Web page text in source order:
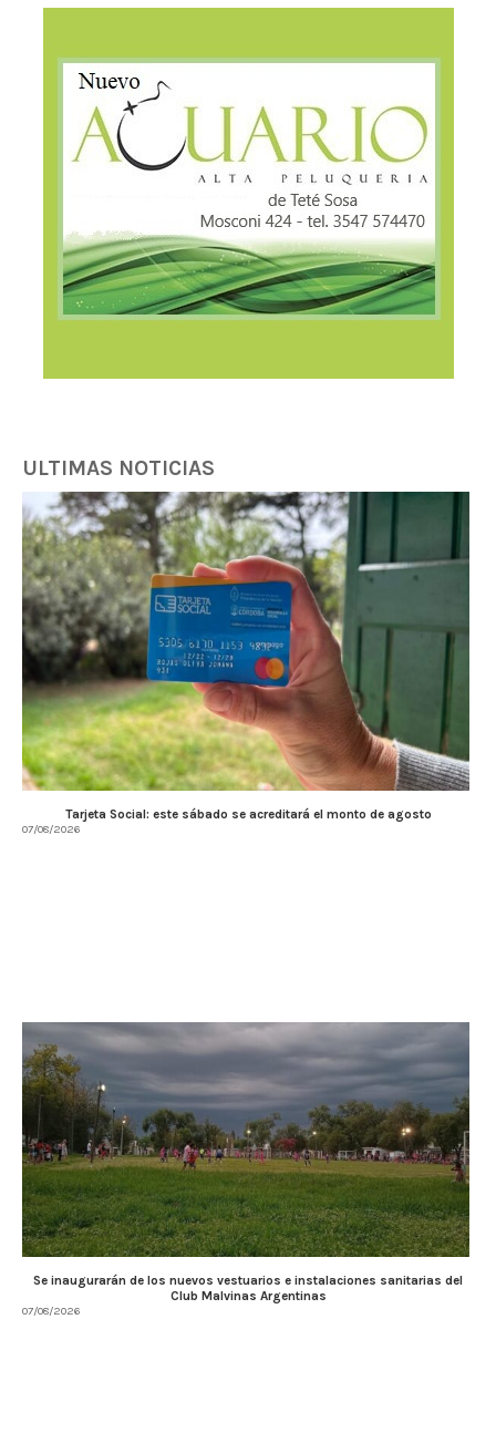
ULTIMAS NOTICIAS
Tarjeta Social: este sábado se acreditará el monto de agosto
07/08/2026
Se inaugurarán de los nuevos vestuarios e instalaciones sanitarias del
Club Malvinas Argentinas
07/08/2026